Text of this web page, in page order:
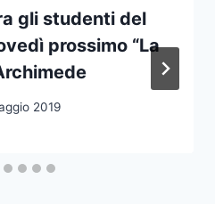
gli studenti del
prossimo “La
2019